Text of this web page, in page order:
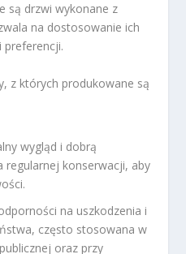
są drzwi wykonane z
na dostosowanie ich
preferencji.
z których produkowane są
wygląd i dobrą
regularnej konserwacji, aby
na uszkodzenia i
często stosowana w
oraz przy